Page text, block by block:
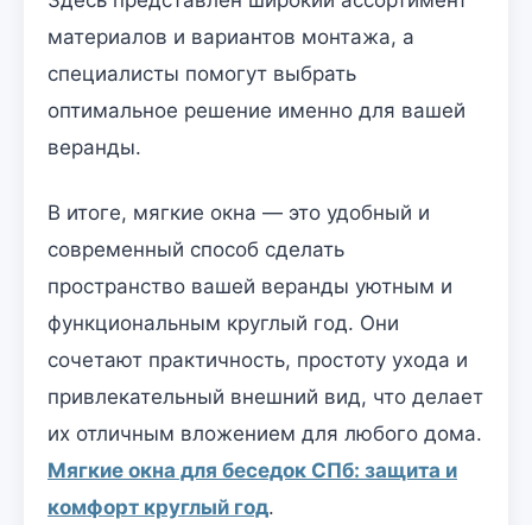
материалов и вариантов монтажа, а
специалисты помогут выбрать
оптимальное решение именно для вашей
веранды.
В итоге, мягкие окна — это удобный и
современный способ сделать
пространство вашей веранды уютным и
функциональным круглый год. Они
сочетают практичность, простоту ухода и
привлекательный внешний вид, что делает
их отличным вложением для любого дома.
Мягкие окна для беседок СПб: защита и
комфорт круглый год.